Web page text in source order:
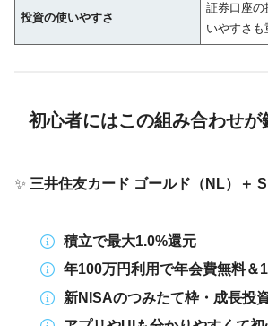
投資の使いやすさ
証券口座の
いやすさも
初心者にはこの組み合わせが
✨ 三井住友カード ゴールド（NL）＋
積立で最大1.0%還元
年100万円利用で年会費無料＆
新NISAのつみたて枠・成長投